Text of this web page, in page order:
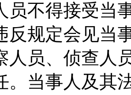
员不得接受当
反规定会见当
人员、侦查人
。当事人及其